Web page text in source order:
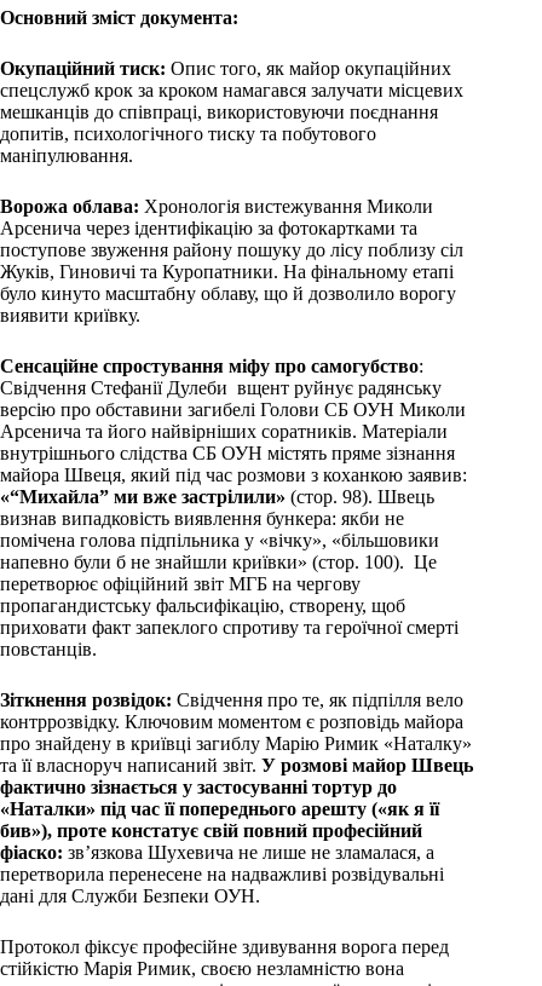
Основний зміст документа:
Окупаційний тиск: Опис того, як майор окупаційних
спецслужб крок за кроком намагався залучати місцевих
мешканців до співпраці, використовуючи поєднання
допитів, психологічного тиску та побутового
маніпулювання.
Ворожа облава: Хронологія вистежування Миколи
Арсенича через ідентифікацію за фотокартками та
поступове звуження району пошуку до лісу поблизу сіл
Жуків, Гиновичі та Куропатники. На фінальному етапі
було кинуто масштабну облаву, що й дозволило ворогу
виявити криївку.
Сенсаційне спростування міфу про самогубство:
Свідчення Стефанії Дулеби вщент руйнує радянську
версію про обставини загибелі Голови СБ ОУН Миколи
Арсенича та його найвірніших соратників. Матеріали
внутрішнього слідства СБ ОУН містять пряме зізнання
майора Швеця, який під час розмови з коханкою заявив:
«“Михайла” ми вже застрілили» (стор. 98). Швець
визнав випадковість виявлення бункера: якби не
помічена голова підпільника у «вічку», «більшовики
напевно були б не знайшли криївки» (стор. 100). Це
перетворює офіційний звіт МГБ на чергову
пропагандистську фальсифікацію, створену, щоб
приховати факт запеклого спротиву та героїчної смерті
повстанців.
Зіткнення розвідок: Свідчення про те, як підпілля вело
контррозвідку. Ключовим моментом є розповідь майора
про знайдену в криївці загиблу Марію Римик «Наталку»
та її власноруч написаний звіт. У розмові майор Швець
фактично зізнається у застосуванні тортур до
«Наталки» під час її попереднього арешту («як я її
бив»), проте констатує свій повний професійний
фіаско: зв’язкова Шухевича не лише не зламалася, а
перетворила перенесене на надважливі розвідувальні
дані для Служби Безпеки ОУН.
Протокол фіксує професійне здивування ворога перед
стійкістю Марія Римик, своєю незламністю вона